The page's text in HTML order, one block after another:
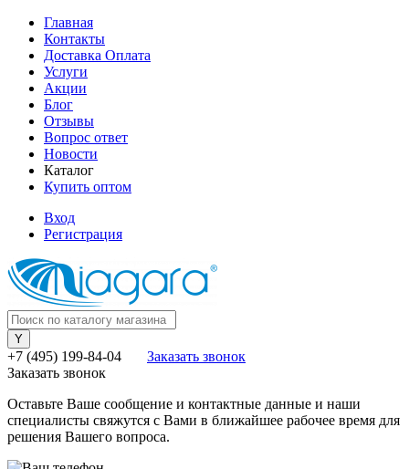
Главная
Контакты
Доставка Оплата
Услуги
Акции
Блог
Отзывы
Вопрос ответ
Новости
Каталог
Купить оптом
Вход
Регистрация
+7 (495) 199-84-04
Заказать звонок
Заказать звонок
Оставьте Ваше сообщение и контактные данные и наши
специалисты свяжутся с Вами в ближайшее рабочее время для
решения Вашего вопроса.